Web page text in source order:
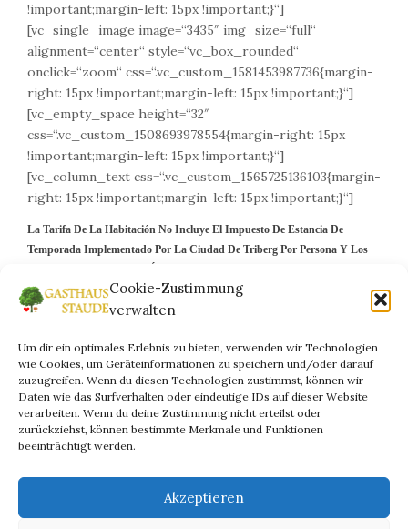
Cookie-Zustimmung
verwalten
Um dir ein optimales Erlebnis zu bieten, verwenden wir Technologien
wie Cookies, um Geräteinformationen zu speichern und/oder darauf
zuzugreifen. Wenn du diesen Technologien zustimmst, können wir
Daten wie das Surfverhalten oder eindeutige IDs auf dieser Website
verarbeiten. Wenn du deine Zustimmung nicht erteilst oder
zurückziehst, können bestimmte Merkmale und Funktionen
beeinträchtigt werden.
Akzeptieren
!important;margin-left: 15px !important;}“]
[vc_single_image image=“3435″ img_size=“full“
alignment=“center“ style=“vc_box_rounded“
onclick=“zoom“ css=“.vc_custom_1581453987736{margin-
right: 15px !important;margin-left: 15px !important;}“]
[vc_empty_space height=“32″
css=“.vc_custom_1508693978554{margin-right: 15px
!important;margin-left: 15px !important;}“]
[vc_column_text css=“.vc_custom_1565725136103{margin-
right: 15px !important;margin-left: 15px !important;}“]
La Tarifa De La Habitación No Incluye El Impuesto De Estancia De
Temporada Implementado Por La Ciudad De Triberg Por Persona Y Los
La Tarifa De La Habitación No Incluye El Impuesto De Estancia Para Toda
La Temporada Aplicado Por La Ciudad De Triberg Y Los Precios
Bienvenidos Y Disfrutan De Descuentos Especiales.
En Caso De Salida Anticipada O Cancelación Se Cargará El 60% Del Precio
De Las Noches Restantes Por Habitación. Las Cancelaciones Y Cambios
Sólo Se Aceptarán Por Escrito O Por Correo Electrónico.
En Efectivo.
[/vc_column_text][/vc_column_inner][vc_column_inner